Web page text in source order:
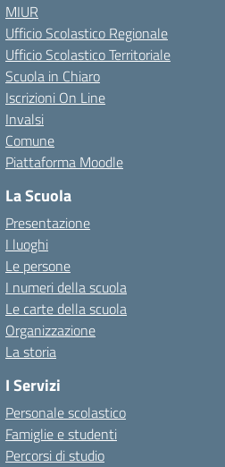
MIUR
Ufficio Scolastico Regionale
Ufficio Scolastico Territoriale
Scuola in Chiaro
Iscrizioni On Line
Invalsi
Comune
Piattaforma Moodle
La Scuola
Presentazione
I luoghi
Le persone
I numeri della scuola
Le carte della scuola
Organizzazione
La storia
I Servizi
Personale scolastico
Famiglie e studenti
Percorsi di studio